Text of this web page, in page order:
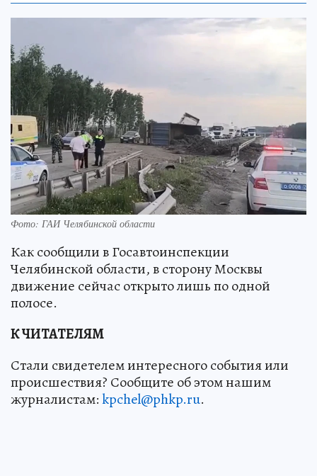
Фото: ГАИ Челябинской области
Как сообщили в Госавтоинспекции
Челябинской области, в сторону Москвы
движение сейчас открыто лишь по одной
полосе.
К ЧИТАТЕЛЯМ
Стали свидетелем интересного события или
происшествия? Сообщите об этом нашим
журналистам:kpchel@phkp.ru.